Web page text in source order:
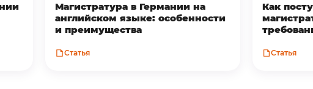
Магистратура в Германии на
английском языке: особенности
и преимущества
Статья
Как
Статья